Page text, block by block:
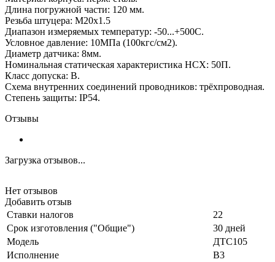
Длина погружной части: 120 мм.
Резьба штуцера: М20х1.5
Диапазон измеряемых температур: -50...+500С.
Условное давление: 10МПа (100кгс/см2).
Диаметр датчика: 8мм.
Номинальная статическая характеристика НСХ: 50П.
Класс допуска: В.
Схема внутренних соединений проводников: трёхпроводная.
Степень защиты: IP54.
Отзывы
Загрузка отзывов...
Нет отзывов
Добавить отзыв
Ставки налогов
22
Срок изготовления ("Общие")
30 дней
Модель
ДТС105
Исполнение
В3